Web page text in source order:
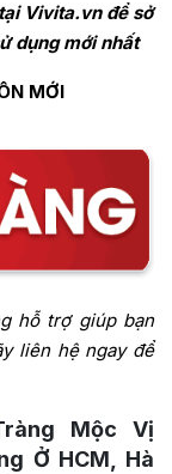
Vivita.vn để sở
dụng mới nhất
MỚI
hỗ trợ giúp bạn
liên hệ ngay để
Mộc Vị
Ở HCM, Hà